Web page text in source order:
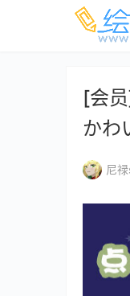
[会
かわ
尼